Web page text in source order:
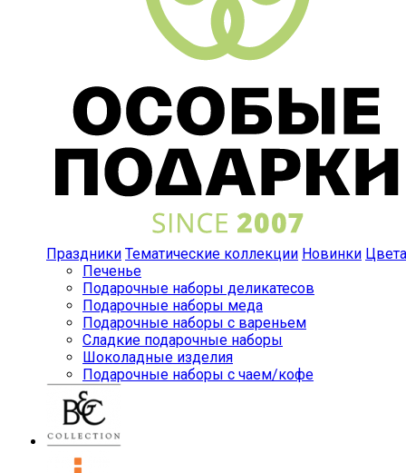
Праздники Тематические коллекции Новинки Цвета
Печенье
Подарочные наборы деликатесов
Подарочные наборы меда
Подарочные наборы с вареньем
Сладкие подарочные наборы
Шоколадные изделия
Подарочные наборы с чаем/кофе